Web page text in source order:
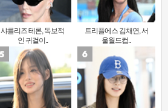
샤를리즈 테론, 독보적
인 귀걸이..
트리플에스 김채연, 서
울월드컵..